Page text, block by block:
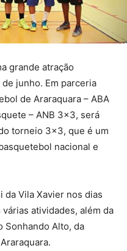
grande atração
junho. Em parceria
de Araraquara – ABA
– ANB 3×3, será
torneio 3×3, que é um
nacional e
da Vila Xavier nos dias
atividades, além da
Sonhando Alto, da